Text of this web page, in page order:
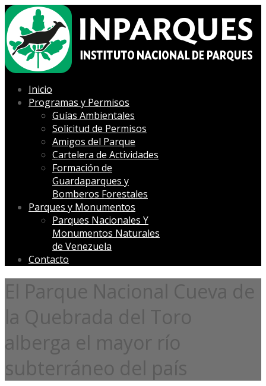
Inicio
Programas y Permisos
Guías Ambientales
Solicitud de Permisos
Amigos del Parque
Cartelera de Actividades
Formación de
Guardaparques y
Bomberos Forestales
Parques y Monumentos
Parques Nacionales Y
Monumentos Naturales
de Venezuela
Contacto
El Parque Nacional Cueva de
la Quebrada del Toro
alberga el mayor río
subterráneo del país